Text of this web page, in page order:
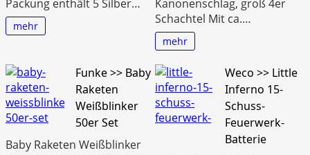
Packung enthält 5 Silber…
mehr
Kanonenschlag, groß 4er
Schachtel Mit ca.…
mehr
Funke >> Baby
Raketen
Weißblinker
50er Set
Baby Raketen Weißblinker
Weco >> Little
Inferno 15-
Schuss-
Feuerwerk-
Batterie